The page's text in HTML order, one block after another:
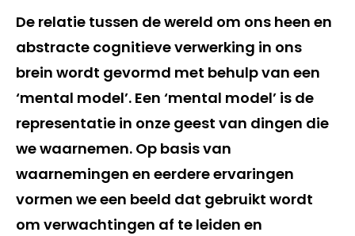
De relatie tussen de wereld om ons heen en
abstracte cognitieve verwerking in ons
brein wordt gevormd met behulp van een
‘mental model’. Een ‘mental model’ is de
representatie in onze geest van dingen die
we waarnemen. Op basis van
waarnemingen en eerdere ervaringen
vormen we een beeld dat gebruikt wordt
om verwachtingen af te leiden en